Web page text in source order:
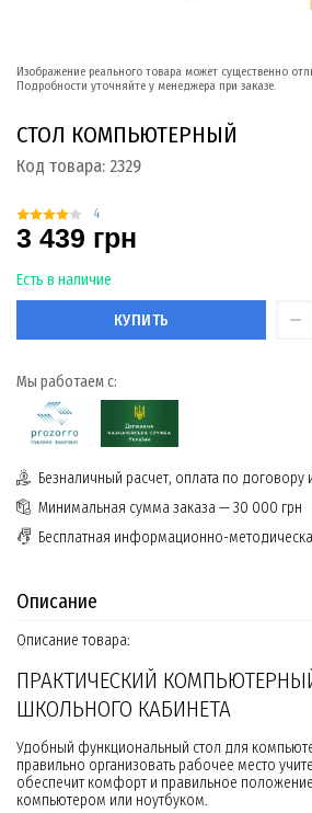
Изображение реального товара может существенно
Подробности уточняйте у менеджера при заказе.
СТОЛ КОМПЬЮТЕРНЫЙ
Код товара: 2329
4
3 439 грн
Есть в наличие
КУПИТЬ
Мы работаем с:
Безналичный расчет, оплата по договору
Минимальная сумма заказа — 30 000 грн
Бесплатная информационно-
Описание
Описание товара:
ПРАКТИЧЕСКИЙ
ШКОЛЬНОГО КАБИНЕТА
Удобный функциональный стол для
правильно организовать рабочее место
обеспечит комфорт и правильное
компьютером или ноутбуком.